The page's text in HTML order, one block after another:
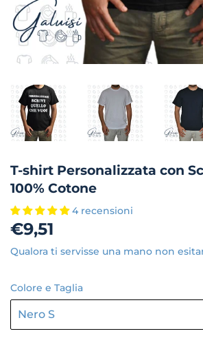
T-shirt Personalizzata con
100% Cotone
4 recensioni
€9,51
Qualora ti servisse una mano non
Colore e Taglia